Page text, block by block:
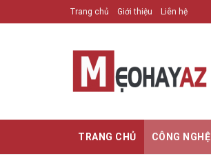
Trang chủ Giới thiệu Liên hệ
TRANG CHỦ CÔNG NGHỆ